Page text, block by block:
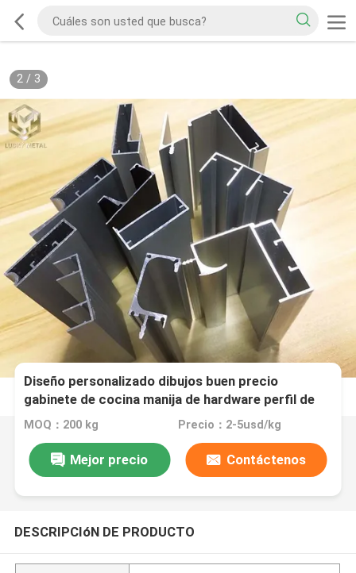
2/ 3
Diseño personalizado dibujos buen precio
gabinete de cocina manija de hardware perfil de
construcción aplicación origen de vietnam
MOQ：200 kg Precio：2-5usd/kg
Mejor precio Contáctenos
DESCRIPCIóN DE PRODUCTO